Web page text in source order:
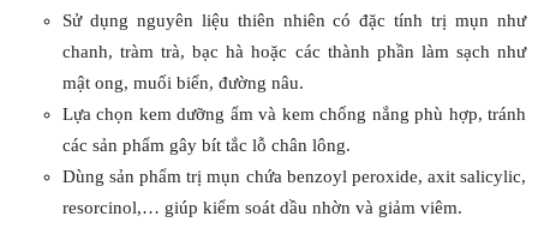
Sử dụng nguyên liệu thiên nhiên có đặc tính trị mụn như
chanh, tràm trà, bạc hà hoặc các thành phần làm sạch như
mật ong, muối biển, đường nâu.
Lựa chọn kem dưỡng ẩm và kem chống nắng phù hợp, tránh
các sản phẩm gây bít tắc lỗ chân lông.
Dùng sản phẩm trị mụn chứa benzoyl peroxide, axit salicylic,
resorcinol,… giúp kiểm soát dầu nhờn và giảm viêm.